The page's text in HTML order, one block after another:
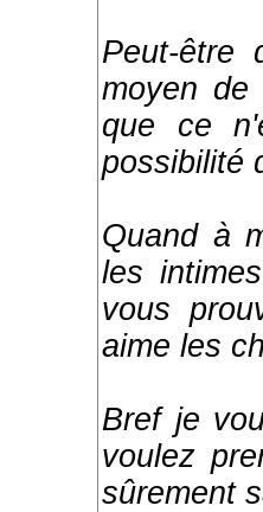
Peut-être
moyen
que ce
possibilité
Quand à
les
vous
aime les
Bref je
voulez
sûrement